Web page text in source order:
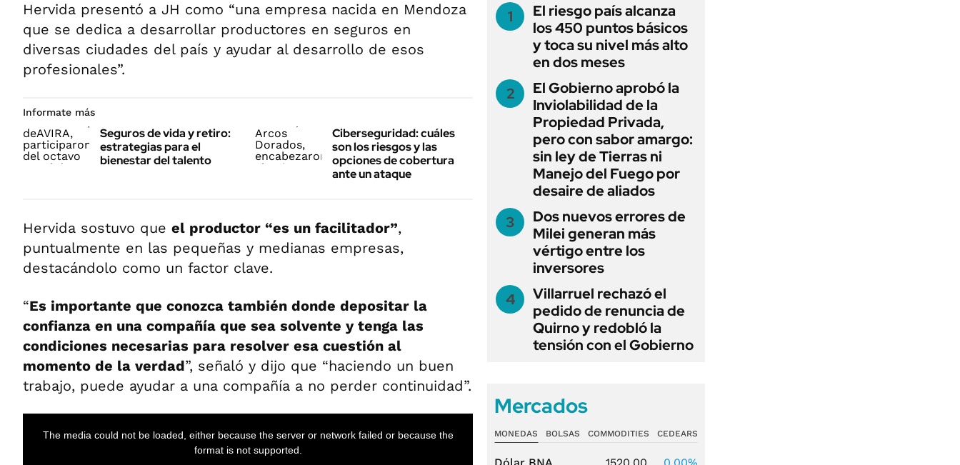
Hervida presentó a JH como “una empresa nacida en Mendoza
que se dedica a desarrollar productores en seguros en
diversas ciudades del país y ayudar al desarrollo de esos
profesionales”.
Informate más
Seguros de vida y retiro:
estrategias para el
bienestar del talento
Ciberseguridad: cuáles
son los riesgos y las
opciones de cobertura
ante un ataque
Hervida sostuvo que el productor “es un facilitador”,
puntualmente en las pequeñas y medianas empresas,
destacándolo como un factor clave.
“Es importante que conozca también donde depositar la
confianza en una compañía que sea solvente y tenga las
condiciones necesarias para resolver esa cuestión al
momento de la verdad”, señaló y dijo que “haciendo un buen
trabajo, puede ayudar a una compañía a no perder continuidad”.
El riesgo país alcanza
los 450 puntos básicos
y toca su nivel más alto
en dos meses
El Gobierno aprobó la
Inviolabilidad de la
Propiedad Privada,
pero con sabor amargo:
sin ley de Tierras ni
Manejo del Fuego por
desaire de aliados
Dos nuevos errores de
Milei generan más
vértigo entre los
inversores
Villarruel rechazó el
pedido de renuncia de
Quirno y redobló la
tensión con el Gobierno
Mercados
MONEDAS BOLSAS COMMODITIES CEDEARS